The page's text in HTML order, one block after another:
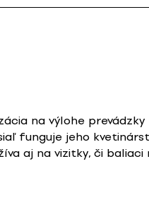
na výlohe prevádzky
funguje jeho
aj na vizitky, či baliaci